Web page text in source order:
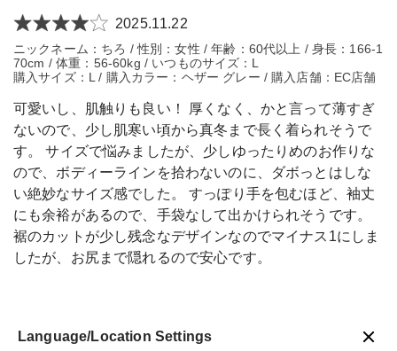
2025.11.22
ニックネーム：ちろ / 性別：女性 / 年齢：60代以上 / 身長：166-1
70cm / 体重：56-60kg / いつものサイズ：L
購入サイズ：L / 購入カラー：ヘザー グレー / 購入店舗：EC店舗
可愛いし、肌触りも良い！ 厚くなく、かと言って薄すぎ
ないので、少し肌寒い頃から真冬まで長く着られそうで
す。 サイズで悩みましたが、少しゆったりめのお作りな
ので、ボディーラインを拾わないのに、ダボっとはしな
い絶妙なサイズ感でした。 すっぽり手を包むほど、袖丈
にも余裕があるので、手袋なして出かけられそうです。
裾のカットが少し残念なデザインなのでマイナス1にしま
したが、お尻まで隠れるので安心です。
Language/Location Settings